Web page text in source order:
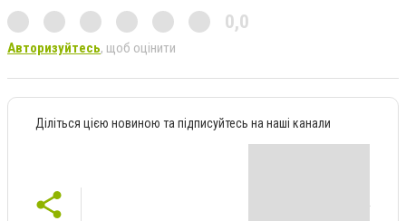
0,0
Авторизуйтесь, щоб оцінити
Діліться цією новиною та підписуйтесь на наші канали